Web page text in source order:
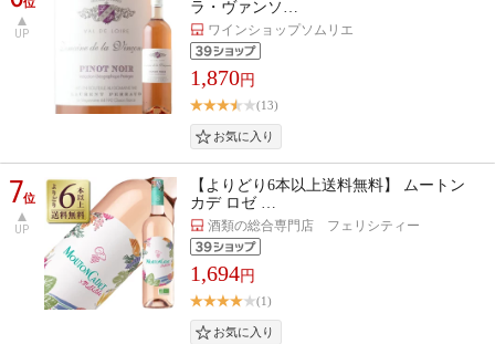
UP
ラ・ヴァンソ…
ワインショップソムリエ
1,870円
(13)
7位
UP
【よりどり6本以上送料無料】 ムートン
カデ ロゼ …
酒類の総合専門店 フェリシティー
1,694円
(1)